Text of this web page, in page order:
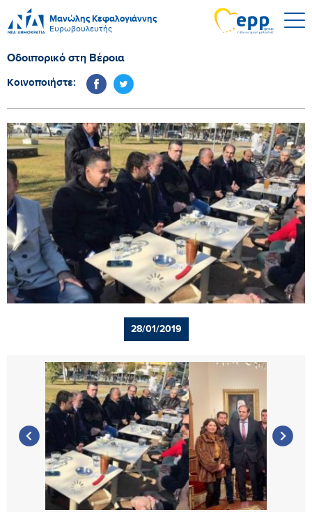
Μανώλης Κεφαλογιάννης
Ευρωβουλευτής
Οδοιπορικό στη Βέροια
Κοινοποιήστε:
28/01/2019